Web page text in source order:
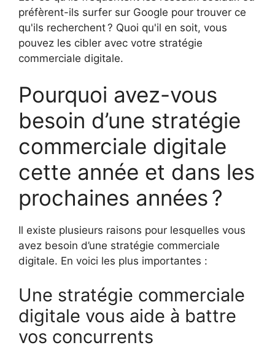
préfèrent-ils surfer sur Google pour trouver ce
qu'ils recherchent ? Quoi qu'il en soit, vous
pouvez les cibler avec votre stratégie
commerciale digitale.
Pourquoi avez-vous
besoin d’une stratégie
commerciale digitale
cette année et dans les
prochaines années ?
Il existe plusieurs raisons pour lesquelles vous
avez besoin d’une stratégie commerciale
digitale. En voici les plus importantes :
Une stratégie commerciale
digitale vous aide à battre
vos concurrents